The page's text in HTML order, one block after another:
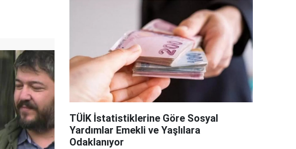
TÜİK İstatistiklerine Göre Sosyal
Yardımlar Emekli ve Yaşlılara
Odaklanıyor